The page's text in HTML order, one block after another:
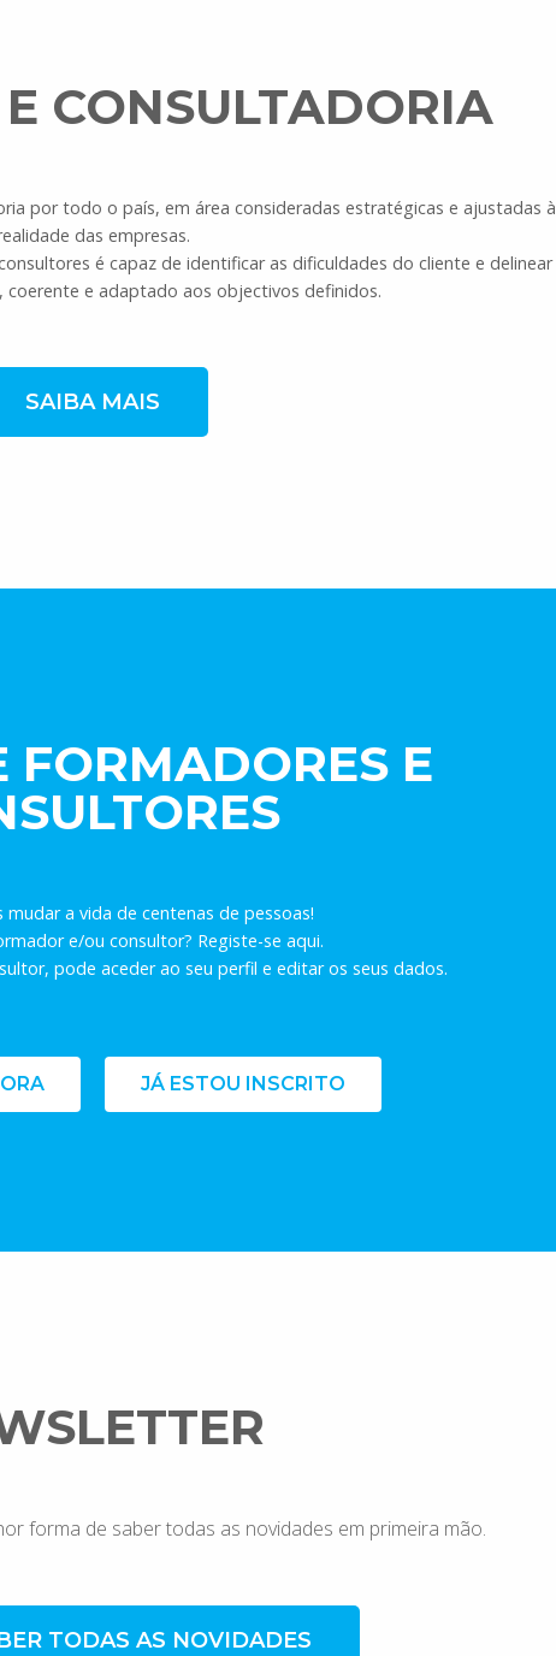
CONSULTADORIA
por todo o país, em área consideradas estratégicas e ajustadas à
das empresas.
é capaz de identificar as dificuldades do cliente e delinear
coerente e adaptado aos objectivos definidos.
SAIBA MAIS
FORMADORES E
mudar a vida de centenas de pessoas!
e/ou consultor? Registe-se aqui.
pode aceder ao seu perfil e editar os seus dados.
JÁ ESTOU INSCRITO
forma de saber todas as novidades em primeira mão.
TODAS AS NOVIDADES